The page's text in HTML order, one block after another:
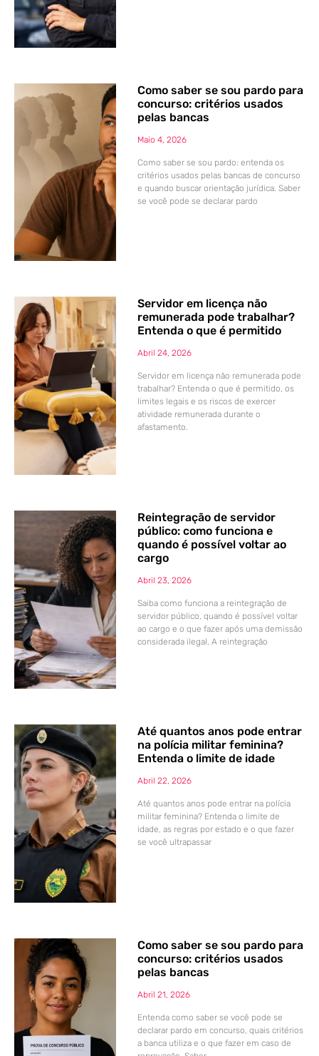
Como saber se sou pardo para
concurso: critérios usados
pelas bancas
Maio 4, 2026
Como saber se sou pardo: entenda os
critérios usados pelas bancas de concurso
e quando buscar orientação jurídica. Saber
se você pode se declarar pardo
Servidor em licença não
remunerada pode trabalhar?
Entenda o que é permitido
Abril 24, 2026
Servidor em licença não remunerada pode
trabalhar? Entenda o que é permitido, os
limites legais e os riscos de exercer
atividade remunerada durante o
afastamento.
Reintegração de servidor
público: como funciona e
quando é possível voltar ao
cargo
Abril 23, 2026
Saiba como funciona a reintegração de
servidor público, quando é possível voltar
ao cargo e o que fazer após uma demissão
considerada ilegal. A reintegração
Até quantos anos pode entrar
na polícia militar feminina?
Entenda o limite de idade
Abril 22, 2026
Até quantos anos pode entrar na polícia
militar feminina? Entenda o limite de
idade, as regras por estado e o que fazer
se você ultrapassar
Como saber se sou pardo para
concurso: critérios usados
pelas bancas
Abril 21, 2026
Entenda como saber se você pode se
declarar pardo em concurso, quais critérios
a banca utiliza e o que fazer em caso de